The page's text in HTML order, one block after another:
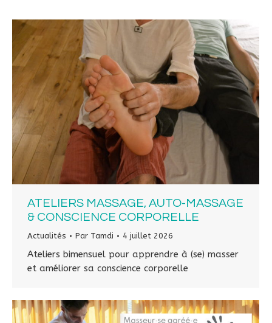
ATELIERS MASSAGE, AUTO-MASSAGE
& CONSCIENCE CORPORELLE
Actualités Par Tamdi 4 juillet 2026
Ateliers bimensuel pour apprendre à (se) masser
et améliorer sa conscience corporelle